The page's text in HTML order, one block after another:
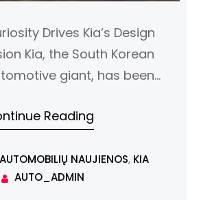
Drives Kia’s Design
Kia, the South Korean
giant, has been
with its innovative and
At the heart of this
is Peter
Reading
AUTOMOBILIŲ NAUJIENOS, KIA
AUTO_ADMIN